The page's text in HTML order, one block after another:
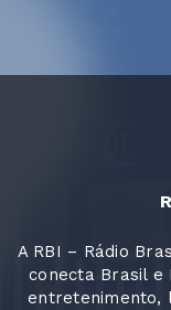
A RBI – Rádio
conecta Brasil e
entretenimento,